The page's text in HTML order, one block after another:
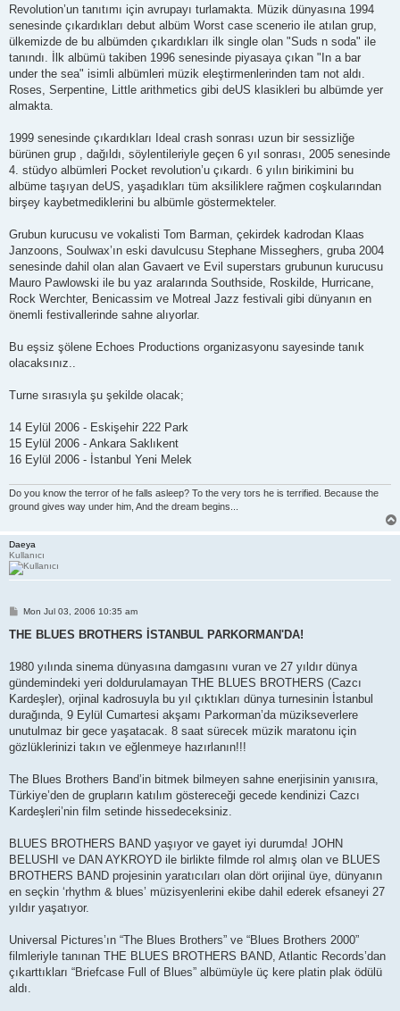
Revolution’un tanıtımı için avrupayı turlamakta. Müzik dünyasına 1994
senesinde çıkardıkları debut albüm Worst case scenerio ile atılan grup,
ülkemizde de bu albümden çıkardıkları ilk single olan "Suds n soda" ile
tanındı. İlk albümü takiben 1996 senesinde piyasaya çıkan "In a bar
under the sea" isimli albümleri müzik eleştirmenlerinden tam not aldı.
Roses, Serpentine, Little arithmetics gibi deUS klasikleri bu albümde yer
almakta.
1999 senesinde çıkardıkları Ideal crash sonrası uzun bir sessizliğe
bürünen grup , dağıldı, söylentileriyle geçen 6 yıl sonrası, 2005 senesinde
4. stüdyo albümleri Pocket revolution’u çıkardı. 6 yılın birikimini bu
albüme taşıyan deUS, yaşadıkları tüm aksiliklere rağmen coşkularından
birşey kaybetmediklerini bu albümle göstermekteler.
Grubun kurucusu ve vokalisti Tom Barman, çekirdek kadrodan Klaas
Janzoons, Soulwax’ın eski davulcusu Stephane Misseghers, gruba 2004
senesinde dahil olan alan Gavaert ve Evil superstars grubunun kurucusu
Mauro Pawlowski ile bu yaz aralarında Southside, Roskilde, Hurricane,
Rock Werchter, Benicassim ve Motreal Jazz festivali gibi dünyanın en
önemli festivallerinde sahne alıyorlar.
Bu eşsiz şölene Echoes Productions organizasyonu sayesinde tanık
olacaksınız..
Turne sırasıyla şu şekilde olacak;
14 Eylül 2006 - Eskişehir 222 Park
15 Eylül 2006 - Ankara Saklıkent
16 Eylül 2006 - İstanbul Yeni Melek
Do you know the terror of he falls asleep? To the very tors he is terrified. Because the
ground gives way under him, And the dream begins...
Daeya
Kullanıcı
P
s
Mon Jul 03, 2006 10:35 am
THE BLUES BROTHERS İSTANBUL PARKORMAN'DA!
1980 yılında sinema dünyasına damgasını vuran ve 27 yıldır dünya
gündemindeki yeri doldurulamayan THE BLUES BROTHERS (Cazcı
Kardeşler), orjinal kadrosuyla bu yıl çıktıkları dünya turnesinin İstanbul
durağında, 9 Eylül Cumartesi akşamı Parkorman’da müzikseverlere
unutulmaz bir gece yaşatacak. 8 saat sürecek müzik maratonu için
gözlüklerinizi takın ve eğlenmeye hazırlanın!!!
The Blues Brothers Band’in bitmek bilmeyen sahne enerjisinin yanısıra,
Türkiye’den de grupların katılım göstereceği gecede kendinizi Cazcı
Kardeşleri’nin film setinde hissedeceksiniz.
BLUES BROTHERS BAND yaşıyor ve gayet iyi durumda! JOHN
BELUSHI ve DAN AYKROYD ile birlikte filmde rol almış olan ve BLUES
BROTHERS BAND projesinin yaratıcıları olan dört orijinal üye, dünyanın
en seçkin ‘rhythm & blues’ müzisyenlerini ekibe dahil ederek efsaneyi 27
yıldır yaşatıyor.
Universal Pictures’ın “The Blues Brothers” ve “Blues Brothers 2000”
filmleriyle tanınan THE BLUES BROTHERS BAND, Atlantic Records’dan
çıkarttıkları “Briefcase Full of Blues” albümüyle üç kere platin plak ödülü
aldı.